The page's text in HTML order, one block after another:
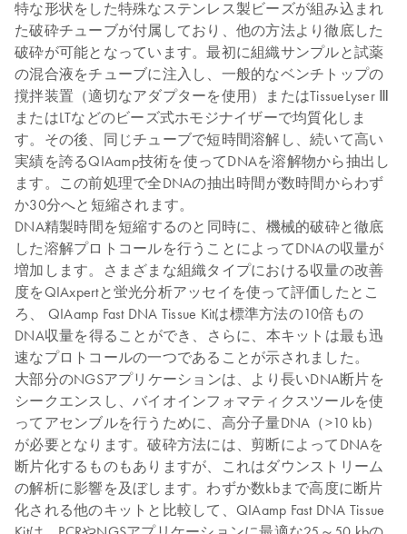
特な形状をした特殊なステンレス製ビーズが組み込まれ
た破砕チューブが付属しており、他の方法より徹底した
破砕が可能となっています。最初に組織サンプルと試薬
の混合液をチューブに注入し、一般的なベンチトップの
撹拌装置（適切なアダプターを使用）またはTissueLyser Ⅲ
またはLTなどのビーズ式ホモジナイザーで均質化しま
す。その後、同じチューブで短時間溶解し、続いて高い
実績を誇るQIAamp技術を使ってDNAを溶解物から抽出し
ます。この前処理で全DNAの抽出時間が数時間からわず
か30分へと短縮されます。
DNA精製時間を短縮するのと同時に、機械的破砕と徹底
した溶解プロトコールを行うことによってDNAの収量が
増加します。さまざまな組織タイプにおける収量の改善
度をQIAxpertと蛍光分析アッセイを使って評価したとこ
ろ、 QIAamp Fast DNA Tissue Kitは標準方法の10倍もの
DNA収量を得ることができ、さらに、本キットは最も迅
速なプロトコールの一つであることが示されました。
大部分のNGSアプリケーションは、より長いDNA断片を
シークエンスし、バイオインフォマティクスツールを使
ってアセンブルを行うために、高分子量DNA（>10 kb）
が必要となります。破砕方法には、剪断によってDNAを
断片化するものもありますが、これはダウンストリーム
の解析に影響を及ぼします。わずか数kbまで高度に断片
化される他のキットと比較して、QIAamp Fast DNA Tissue